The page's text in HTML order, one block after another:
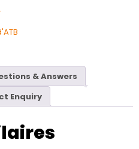
& Answers
Enquiry